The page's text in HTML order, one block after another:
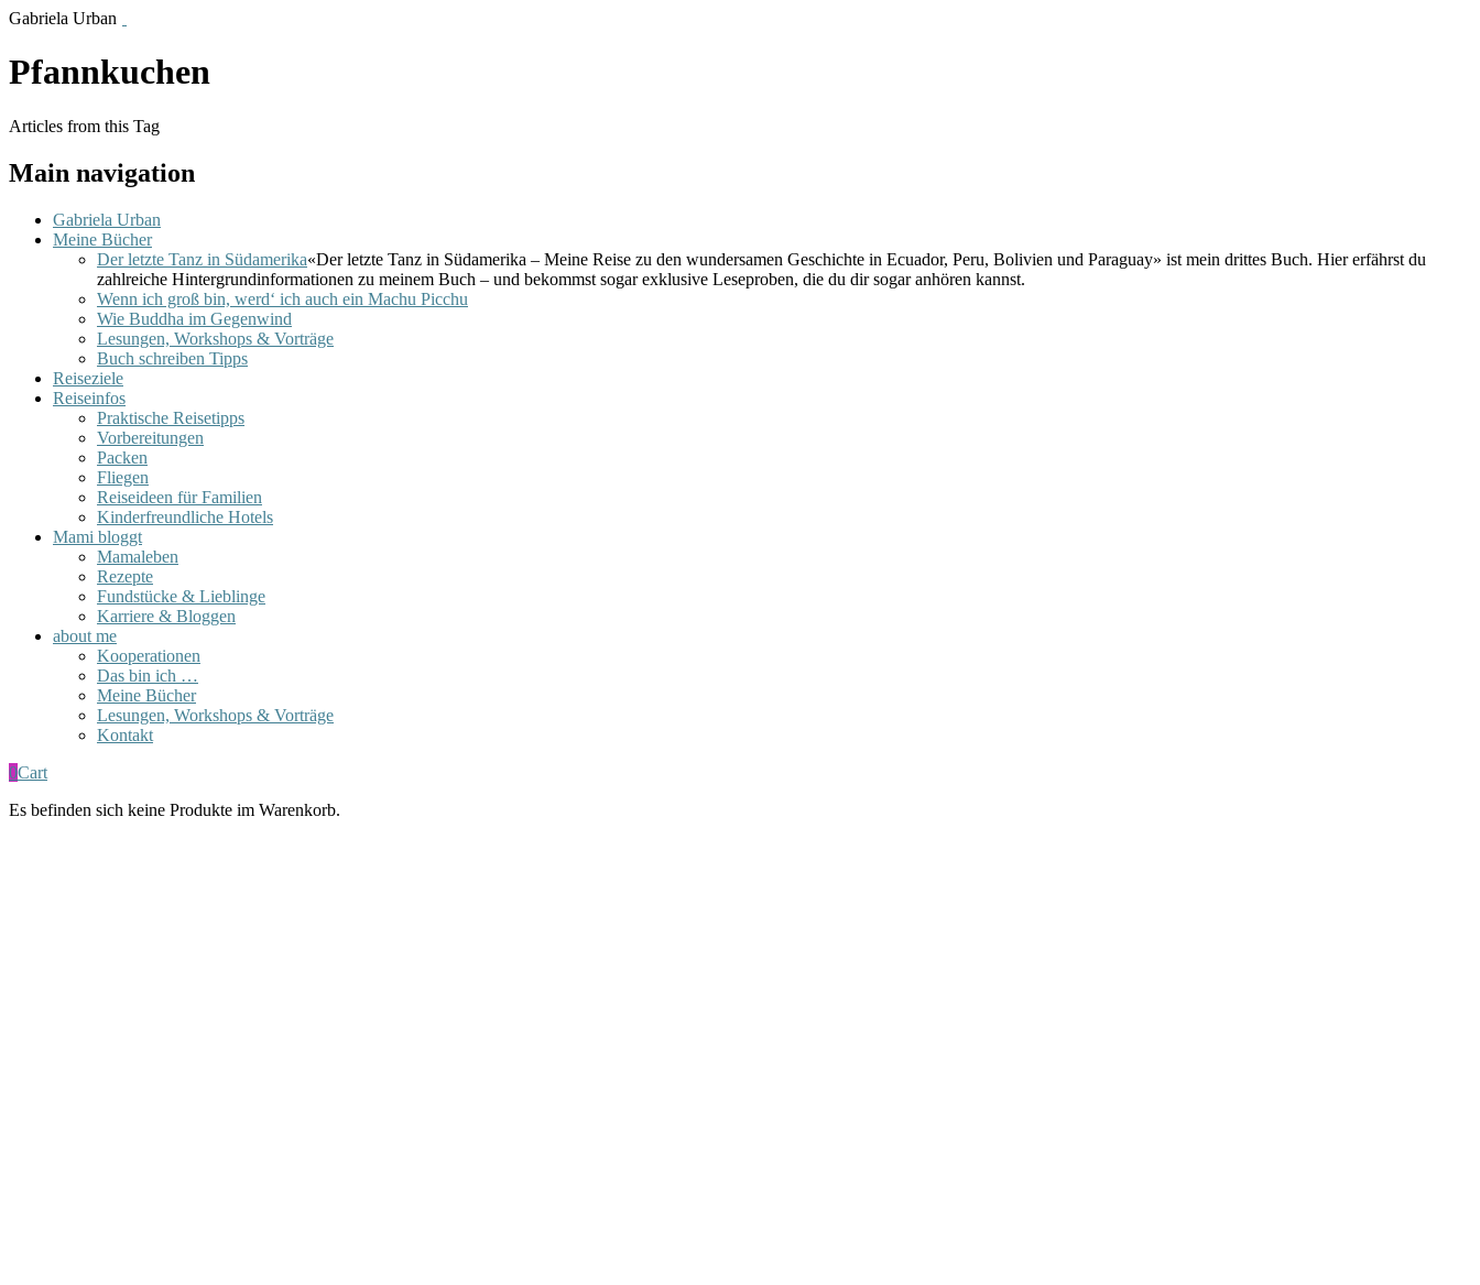
Gabriela Urban
Pfannkuchen
Articles from this Tag
Main navigation
Gabriela Urban
Meine Bücher
Der letzte Tanz in Südamerika«Der letzte Tanz in Südamerika – Meine Reise zu den wundersamen Geschichte in Ecuador, Peru, Bolivien und Paraguay» ist mein drittes Buch. Hier erfährst du
zahlreiche Hintergrundinformationen zu meinem Buch – und bekommst sogar exklusive Leseproben, die du dir sogar anhören kannst.
Wenn ich groß bin, werd‘ ich auch ein Machu Picchu
Wie Buddha im Gegenwind
Lesungen, Workshops & Vorträge
Buch schreiben Tipps
Reiseziele
Reiseinfos
Praktische Reisetipps
Vorbereitungen
Packen
Fliegen
Reiseideen für Familien
Kinderfreundliche Hotels
Mami bloggt
Mamaleben
Rezepte
Fundstücke & Lieblinge
Karriere & Bloggen
about me
Kooperationen
Das bin ich …
Meine Bücher
Lesungen, Workshops & Vorträge
Kontakt
0Cart
Es befinden sich keine Produkte im Warenkorb.